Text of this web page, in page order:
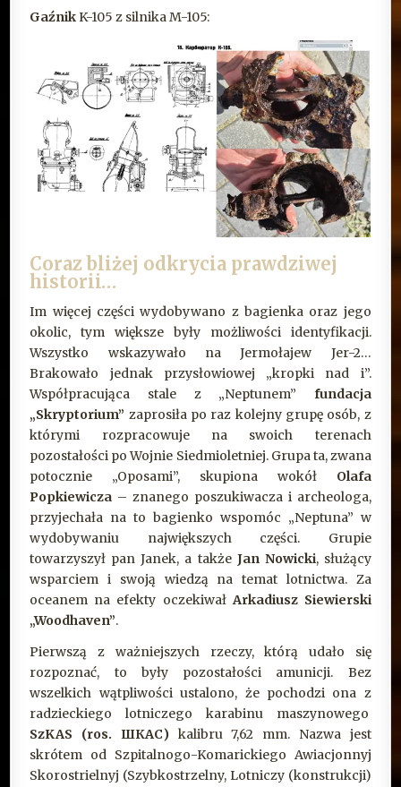
GaźnikK-105 z silnika M-105:
Coraz bliżej odkrycia prawdziwej
historii…
Im więcej części wydobywano z bagienka oraz jego
okolic, tym większe były możliwości identyfikacji.
Wszystko wskazywało na Jermołajew Jer-2…
Brakowało jednak przysłowiowej „kropki nad i”.
Współpracująca stale z „Neptunem” fundacja
„Skryptorium” zaprosiła po raz kolejny grupę osób, z
którymi rozpracowuje na swoich terenach
pozostałości po Wojnie Siedmioletniej. Grupa ta, zwana
potocznie „Oposami”, skupiona wokół Olafa
Popkiewicza – znanego poszukiwacza i archeologa,
przyjechała na to bagienko wspomóc „Neptuna” w
wydobywaniu największych części. Grupie
towarzyszył pan Janek, a także Jan Nowicki, służący
wsparciem i swoją wiedzą na temat lotnictwa. Za
oceanem na efekty oczekiwałArkadiusz Siewierski
„Woodhaven”.
Pierwszą z ważniejszych rzeczy, którą udało się
rozpoznać, to były pozostałości amunicji. Bez
wszelkich wątpliwości ustalono, że pochodzi ona z
radzieckiego lotniczego karabinu maszynowego
SzKAS (ros. ШКАС)kalibru 7,62 mm. Nazwa jest
skrótem od Szpitalnogo-Komarickiego Awiacjonnyj
Skorostrielnyj (Szybkostrzelny, Lotniczy (konstrukcji)